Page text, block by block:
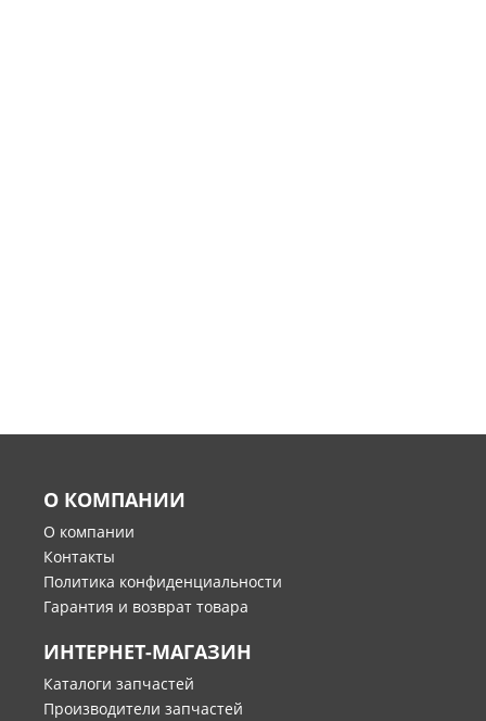
О КОМПАНИИ
О компании
Контакты
Политика конфиденциальности
Гарантия и возврат товара
ИНТЕРНЕТ-МАГАЗИН
Каталоги запчастей
Производители запчастей